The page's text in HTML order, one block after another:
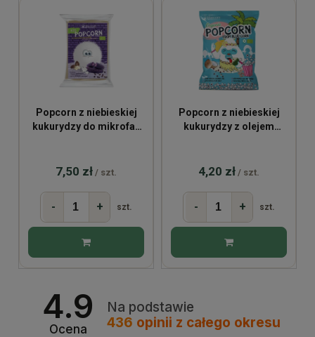
Popcorn z niebieskiej
kukurydzy do mikrofali
7,50 zł / szt.
- + szt.
Popcorn z niebieskiej
kukurydzy z olejem
4,20 zł / szt.
- + szt.
4.9
Ocena
Na podstawie
436 opinii z całego okresu